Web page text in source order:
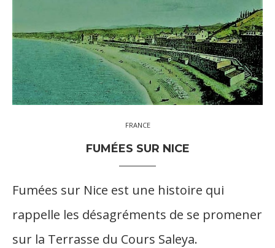
FRANCE
FUMÉES SUR NICE
Fumées sur Nice est une histoire qui
rappelle les désagréments de se promener
sur la Terrasse du Cours Saleya.